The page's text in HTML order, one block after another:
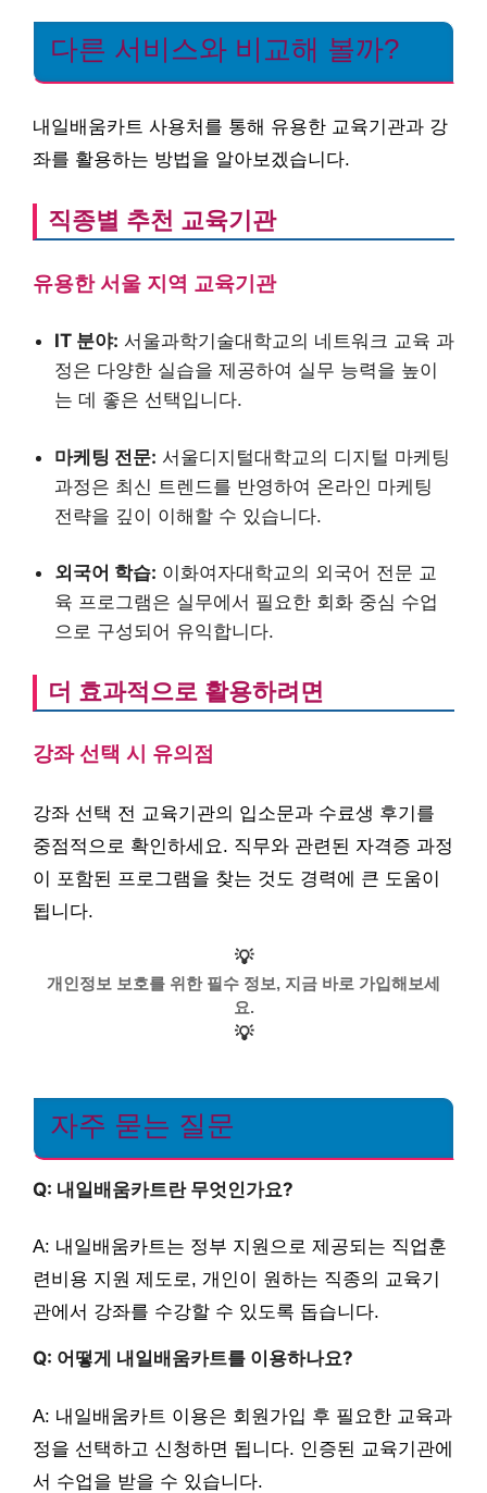
다른 서비스와 비교해 볼까?
내일배움카트 사용처를 통해 유용한 교육기관과 강
좌를 활용하는 방법을 알아보겠습니다.
직종별 추천 교육기관
유용한 서울 지역 교육기관
IT 분야: 서울과학기술대학교의 네트워크 교육 과
정은 다양한 실습을 제공하여 실무 능력을 높이
는 데 좋은 선택입니다.
마케팅 전문: 서울디지털대학교의 디지털 마케팅
과정은 최신 트렌드를 반영하여 온라인 마케팅
전략을 깊이 이해할 수 있습니다.
외국어 학습: 이화여자대학교의 외국어 전문 교
육 프로그램은 실무에서 필요한 회화 중심 수업
으로 구성되어 유익합니다.
더 효과적으로 활용하려면
강좌 선택 시 유의점
강좌 선택 전 교육기관의 입소문과 수료생 후기를
중점적으로 확인하세요. 직무와 관련된 자격증 과정
이 포함된 프로그램을 찾는 것도 경력에 큰 도움이
됩니다.
💡
개인정보 보호를 위한 필수 정보, 지금 바로 가입해보세
요.
💡
자주 묻는 질문
Q: 내일배움카트란 무엇인가요?
A: 내일배움카트는 정부 지원으로 제공되는 직업훈
련비용 지원 제도로, 개인이 원하는 직종의 교육기
관에서 강좌를 수강할 수 있도록 돕습니다.
Q: 어떻게 내일배움카트를 이용하나요?
A: 내일배움카트 이용은 회원가입 후 필요한 교육과
정을 선택하고 신청하면 됩니다. 인증된 교육기관에
서 수업을 받을 수 있습니다.